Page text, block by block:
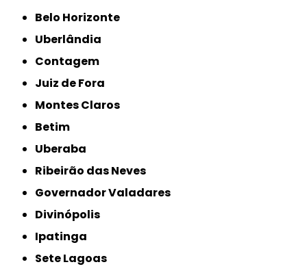
Belo Horizonte
Uberlândia
Contagem
Juiz de Fora
Montes Claros
Betim
Uberaba
Ribeirão das Neves
Governador Valadares
Divinópolis
Ipatinga
Sete Lagoas